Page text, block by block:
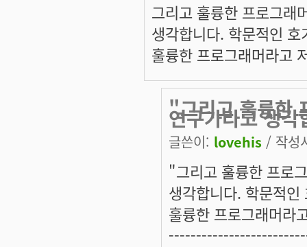
그리고 훌륭한 프로그래
생각합니다. 학문적인
훌륭한 프로그래머라고
"그리고 훌륭한
연구가라고 생각
글쓴이: lovehis / 작성
"그리고 훌륭한 프로
생각합니다. 학문적
훌륭한 프로그래머라